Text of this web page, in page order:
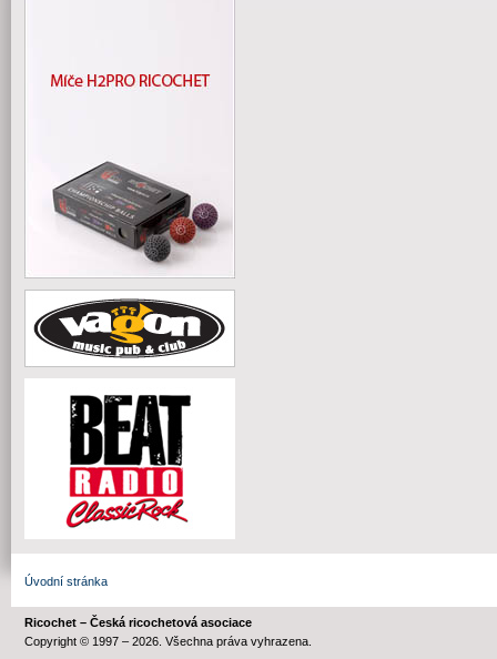
Úvodní stránka
Ricochet – Česká ricochetová asociace
Copyright © 1997 – 2026. Všechna práva vyhrazena.